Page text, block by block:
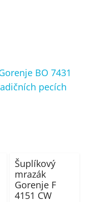
BO 7431
pecích
Šuplíkový
mrazák
Gorenje F
4151 CW